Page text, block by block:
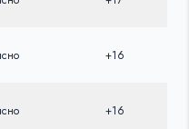
+16
+16